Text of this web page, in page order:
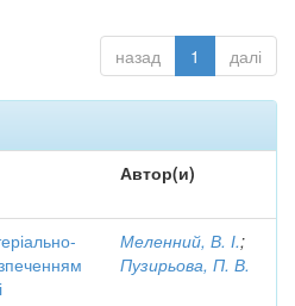
назад 1 далі
Автор(и)
Меленний, В. І.;
Пузирьова, П. В.